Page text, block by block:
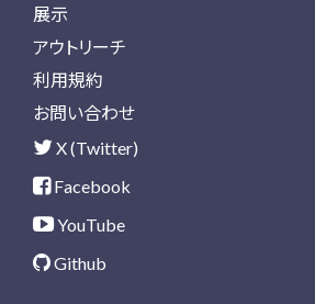
展示
アウトリーチ
利用規約
お問い合わせ
X (Twitter)
Facebook
YouTube
Github